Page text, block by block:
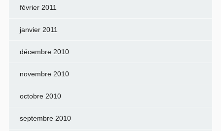
février 2011
janvier 2011
décembre 2010
novembre 2010
octobre 2010
septembre 2010